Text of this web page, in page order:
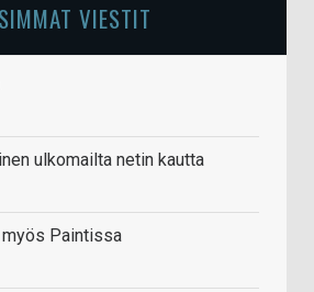
VIESTIT
ulkomailta netin kautta
Paintissa